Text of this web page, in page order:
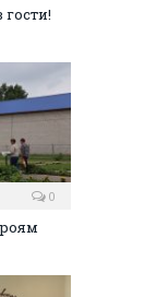
гости!
0